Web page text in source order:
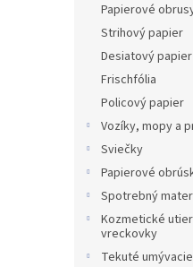
Papierové
Strihový papier
Desiatový papier
Frischfólia
Policový papier
Vozíky, mopy a
Sviečky
Papierové
Spotrebný
Kozmetické
vreckovky
Tekuté